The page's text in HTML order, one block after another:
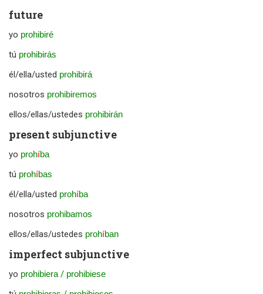
future
yo prohibiré
tú prohibirás
él/ella/usted prohibirá
nosotros prohibiremos
ellos/ellas/ustedes prohibirán
present subjunctive
yo prohíba
tú prohíbas
él/ella/usted prohíba
nosotros prohibamos
ellos/ellas/ustedes prohíban
imperfect subjunctive
yo prohibiera/ prohibiese